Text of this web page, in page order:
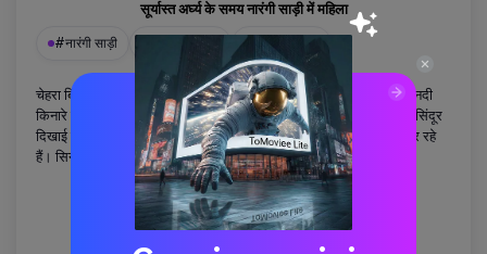
सूर्यास्त अर्घ्य के समय नारंगी साड़ी में महिला
#नारंगी साड़ी #सुनहरी चमक
चेहरा बिल्कुल अपलोड किए गए जैसा रखें। एक महिला चमकीली नारंगी साड़ी में नदी
किनारे से डूबते सूरज को पानी अर्पित कर रही है। उसकी अभिव्यक्ति शांतिपूर्ण है, सिंदूर
दिखाई दे रहा है, दुपट्टा लहरा रहा है। आकाश एम्बर चमक रहा है, दीये पास में तैर रहे
हैं। सिनेमाई 4K, गर्म टोन, प्रामाणिक छठ पूजा क्षण।